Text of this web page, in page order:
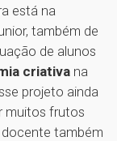
está na
também de
de alunos
criativa na
projeto ainda
muitos frutos
também